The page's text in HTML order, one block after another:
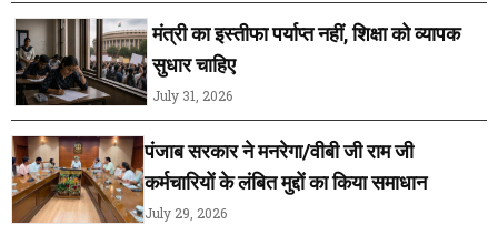
मंत्री का इस्तीफा पर्याप्त नहीं, शिक्षा को व्यापक
सुधार चाहिए
July 31, 2026
पंजाब सरकार ने मनरेगा/वीबी जी राम जी
कर्मचारियों के लंबित मुद्दों का किया समाधान
July 29, 2026